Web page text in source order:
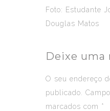
Foto: Estudante
Douglas Matos
Deixe uma
O seu endereço
publicado.
marcados com *